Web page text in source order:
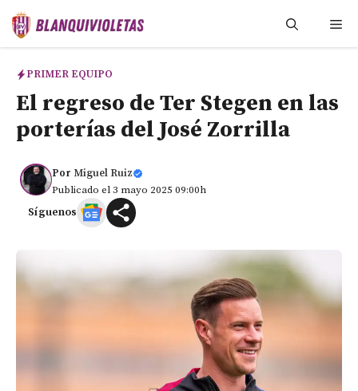
Saltar
PRIMER EQUIPO
El regreso de Ter Stegen en las
porterías del José Zorrilla
Por Miguel Ruiz
Publicado el 3 mayo 2025 09:00h
Síguenos